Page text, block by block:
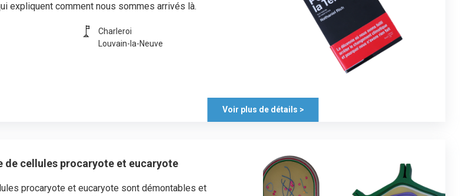
expliquent comment nous sommes arrivés là.
Charleroi
Louvain-la-Neuve
Voir plus de détails >
de cellules procaryote et eucaryote
procaryote et eucaryote sont démontables et